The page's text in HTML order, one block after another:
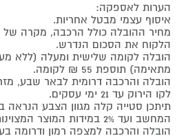
הערות לאספקה:
איסוף עצמי מבטל אחריות.
מחיר ההובלה כולל הרכבה, מקרה של
הלקוח את הסכום הנדרש.
הובלה לקומה שלישית ומעלה (ללא
מתאימה) תוספת 55 ₪ לקומה.
הובלה והרכבה דרומית לבאר שבע,
לקו הירוק עד 21 ימי עסקים.
תיתכן סטייה קלה מגוון הצבע
המחשב ועד 2% במידות המוצר המצוינות במכירה.